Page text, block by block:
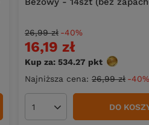
16,19 zł
Kup za: 534.27 pkt punktów
Najniższa cena: 26,99 zł -40%
26,99 zł -40%
Ilość produktów DO